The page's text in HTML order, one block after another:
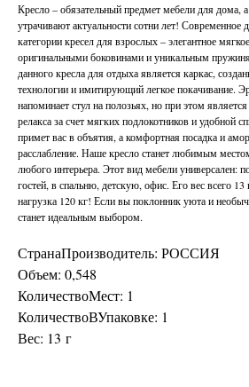
Кресло – обязательный предмет мебели для дома,
утрачивают актуальности сотни лет! Современное
категории кресел для взрослых – элегантное
оригинальными боковинами и уникальным
данного кресла для отдыха является каркас,
технологии и имитирующий легкое покачивание.
напоминает стул на полозьях, но при этом
релакса за счет мягких подлокотников и удобной
примет вас в объятия, а комфортная посадка и
расслабление. Наше кресло станет любимым
любого интерьера. Этот вид мебели универсален:
гостей, в спальню, детскую, офис. Его вес всего
нагрузка 120 кг! Если вы поклонник уюта и
станет идеальным выбором.
СтранаПроизводитель: РОССИЯ
Объем: 0,548
КоличествоМест: 1
КоличествоВУпаковке: 1
Вес: 13 г